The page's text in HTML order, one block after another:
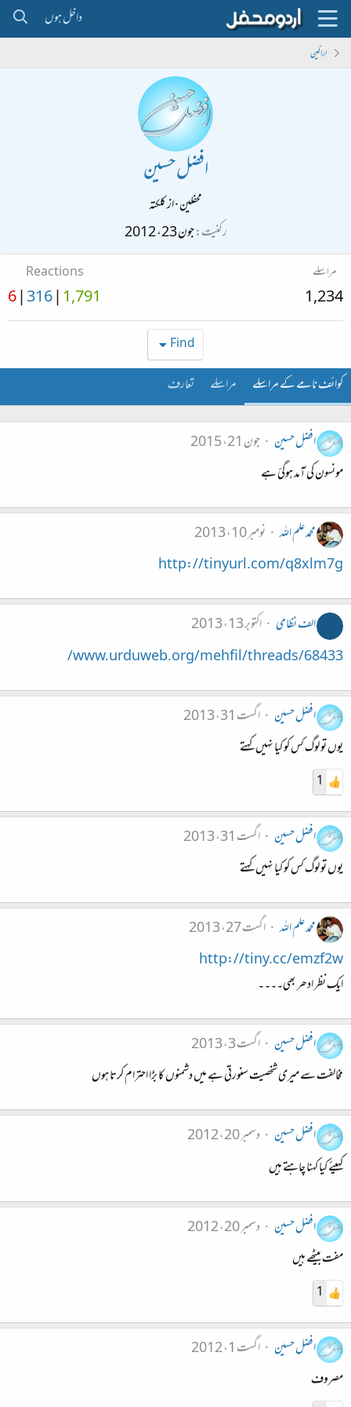
داخل ہوں
اراکین
افضل حسین
محفلین·ازکلکتہ
رکنیت جون 23، 2012
مراسلے
1,234
Reactions
1,791
316
6
Find
کوائف نامے کے مراسلے مراسلے تعارف
افضل حسین
جون 21، 2015
مونسون کی آمد ہوگئ ہے
محمد علم اللہ
نومبر 10، 2013
http://tinyurl.com/q8xlm7g
الف نظامی
اکتوبر 13، 2013
www.urduweb.org/mehfil/threads/68433/
افضل حسین
اگست 31، 2013
یوں تو لوگ کس کو کیا نہیں کہتے
1
افضل حسین
اگست 31، 2013
یوں تو لوگ کس کو کیا نہیں کہتے
محمد علم اللہ
اگست 27، 2013
http://tiny.cc/emzf2w
ایک نظر ادھر بھی۔۔۔۔
افضل حسین
اگست 3، 2013
مخالفت سے میری شخصیت سنورتی ہے میں دشمنوں کا بڑا احترام کرتا ہوں
افضل حسین
دسمبر 20، 2012
کہیئے کیا کہنا چاہتے ہیں
افضل حسین
دسمبر 20، 2012
مفت بیٹھے ہیں
1
افضل حسین
اگست 1، 2012
مصروف